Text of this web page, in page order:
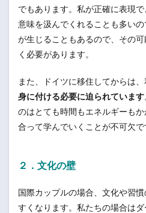
でもあります。私が正確に表現
意味を汲んでくれることも多い
が生じることもあるので、その
く必要があります。
また、ドイツに移住してからは、
身に付ける必要に迫られています
のはとても時間もエネルギーも
合って学んでいくことが不可欠で
２．文化の壁
国際カップルの場合、文化や習
すくなります。私たちの場合は